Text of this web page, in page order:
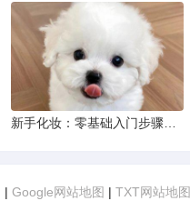
| Google网站地图 | TXT网站地图